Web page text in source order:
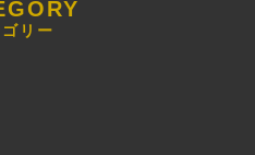
リー